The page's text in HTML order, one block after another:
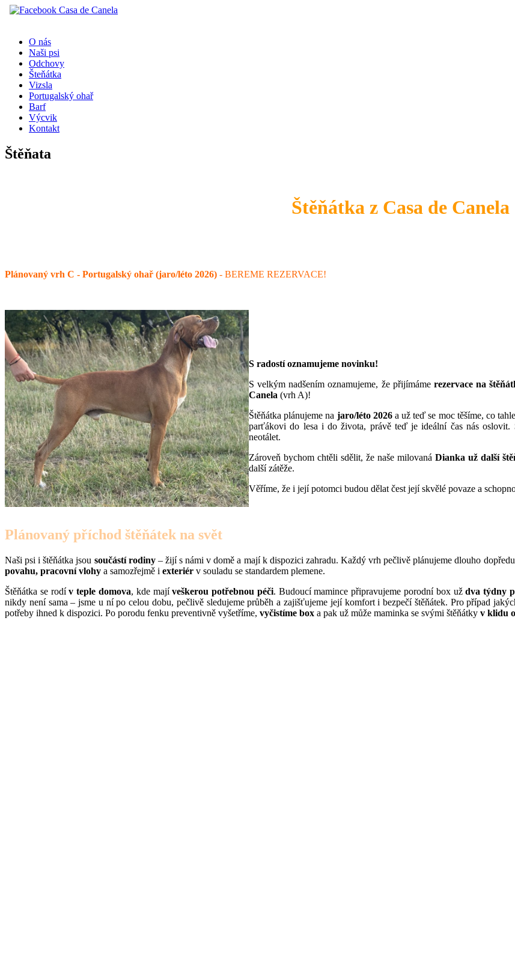
O nás
Naši psi
Odchovy
Šteňátka
Vizsla
Portugalský ohař
Barf
Výcvik
Kontakt
Štěňata
Štěňátka z Casa de Canela
Plánovaný vrh C - Portugalský ohař (jaro/léto 2026) - BEREME REZERVACE!
S radostí oznamujeme novinku!
S velkým nadšením oznamujeme, že přijímáme rezervace na
Canela (vrh A)!
Štěňátka plánujeme na jaro/léto 2026a už teď se moc těšíme, co
parťákovi do lesa i do života, právě teď je ideální čas nás oslovit.
neotálet.
Zároveň bychom chtěli sdělit, že naše milovaná Dianka už další
další zátěže.
Věříme, že i její potomci budou dělat čest její skvělé povaze a
Plánovaný příchod štěňátek na svět
Naši psi i štěňátka jsou součástí rodiny– žijí s námi v domě a mají k dispozici zahradu. Každý vrh pečlivě plánujeme dlouho
povahu, pracovní vlohy a samozřejmě i exteriér v souladu se standardem plemene.
Štěňátka se rodív teple domova, kde majíveškerou potřebnou péči. Budoucí mamince připravujeme porodní box uždva týdny
nikdy není sama – jsme u ní po celou dobu, pečlivě sledujeme průběh a zajišťujeme její komfort i bezpečí štěňátek. Pro případ
potřeby ihned k dispozici. Po porodu fenku preventivně vyšetříme, vyčistíme box a pak už může maminka se svými štěňátky v klidu